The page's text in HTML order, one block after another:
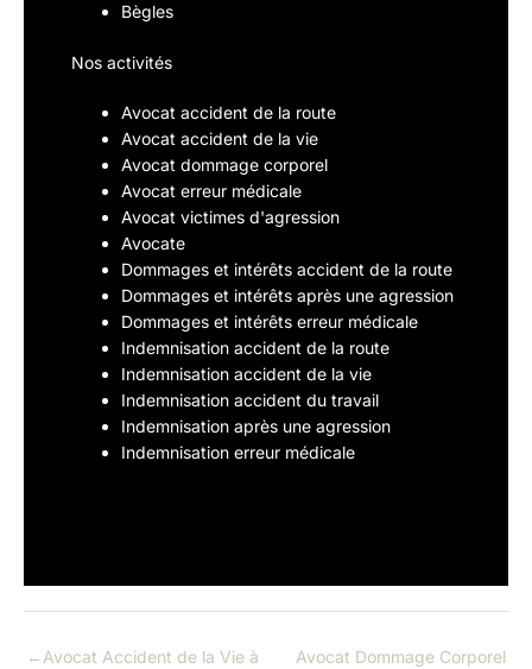
Bègles
Nos activités
Avocat accident de la route
Avocat accident de la vie
Avocat dommage corporel
Avocat erreur médicale
Avocat victimes d'agression
Avocate
Dommages et intérêts accident de la route
Dommages et intérêts après une agression
Dommages et intérêts erreur médicale
Indemnisation accident de la route
Indemnisation accident de la vie
Indemnisation accident du travail
Indemnisation après une agression
Indemnisation erreur médicale
←Avocat Accident de la Vie à
Avocat Dommage Corporel